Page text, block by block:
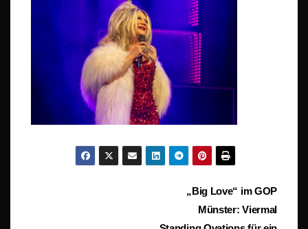
Beitragsnavigation„Big Love“ im GOP
Münster: Viermal